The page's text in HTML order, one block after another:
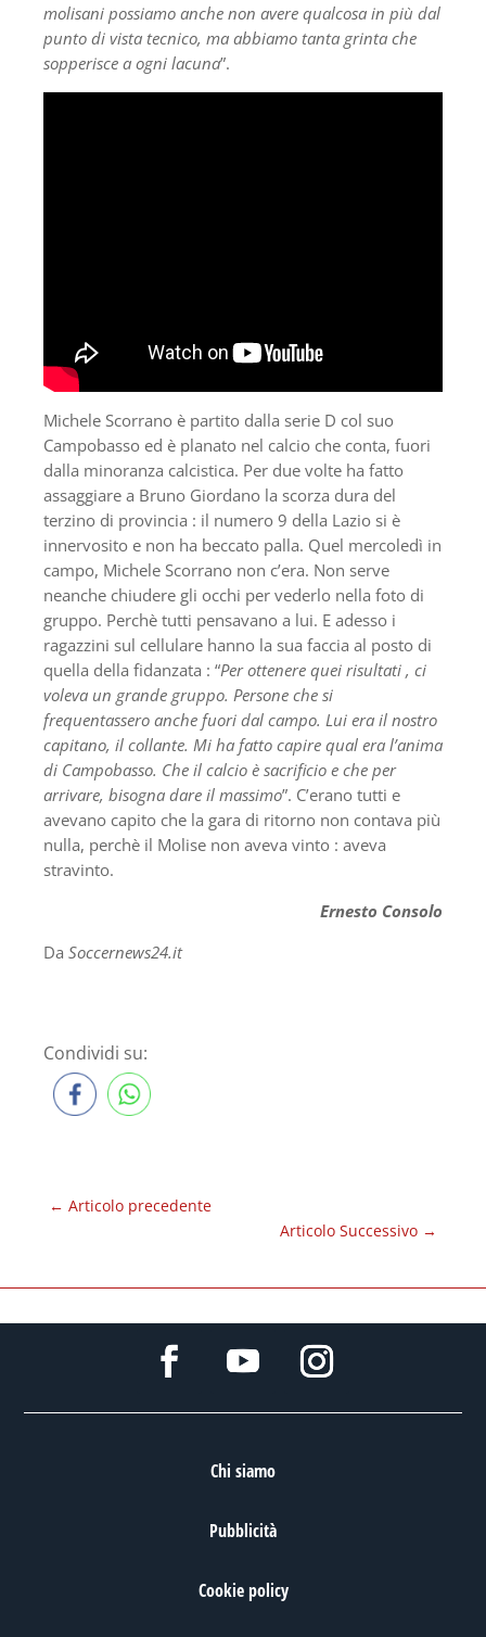
molisani possiamo anche non avere qualcosa in più dal
punto di vista tecnico, ma abbiamo tanta grinta che
sopperisce a ogni lacuna”.
Michele Scorrano è partito dalla serie D col suo
Campobasso ed è planato nel calcio che conta, fuori
dalla minoranza calcistica. Per due volte ha fatto
assaggiare a Bruno Giordano la scorza dura del
terzino di provincia : il numero 9 della Lazio si è
innervosito e non ha beccato palla. Quel mercoledì in
campo, Michele Scorrano non c’era. Non serve
neanche chiudere gli occhi per vederlo nella foto di
gruppo. Perchè tutti pensavano a lui. E adesso i
ragazzini sul cellulare hanno la sua faccia al posto di
quella della fidanzata : “Per ottenere quei risultati , ci
voleva un grande gruppo. Persone che si
frequentassero anche fuori dal campo. Lui era il nostro
capitano, il collante. Mi ha fatto capire qual era l’anima
di Campobasso. Che il calcio è sacrificio e che per
arrivare, bisogna dare il massimo”. C’erano tutti e
avevano capito che la gara di ritorno non contava più
nulla, perchè il Molise non aveva vinto : aveva
stravinto.
Ernesto Consolo
Da Soccernews24.it
Condividi su:
← Articolo precedente
Articolo Successivo →
Chi siamo
Pubblicità
Cookie policy